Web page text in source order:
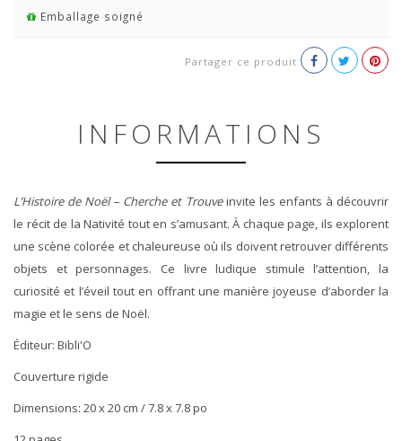
Emballage soigné
Partager ce produit
INFORMATIONS
L’Histoire de Noël – Cherche et Trouveinvite les enfants à découvrir
le récit de la Nativité tout en s’amusant. À chaque page, ils explorent
une scène colorée et chaleureuse où ils doivent retrouver différents
objets et personnages. Ce livre ludique stimule l’attention, la
curiosité et l’éveil tout en offrant une manière joyeuse d’aborder la
magie et le sens de Noël.
Éditeur: Bibli'O
Couverture rigide
Dimensions: 20 x 20 cm / 7.8 x 7.8 po